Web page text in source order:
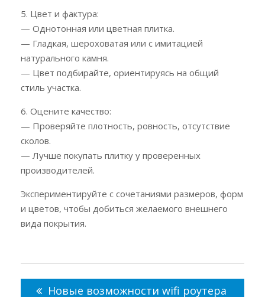
5. Цвет и фактура:
— Однотонная или цветная плитка.
— Гладкая, шероховатая или с имитацией
натурального камня.
— Цвет подбирайте, ориентируясь на общий
стиль участка.
6. Оцените качество:
— Проверяйте плотность, ровность, отсутствие
сколов.
— Лучше покупать плитку у проверенных
производителей.
Экспериментируйте с сочетаниями размеров, форм
и цветов, чтобы добиться желаемого внешнего
вида покрытия.
Новые возможности wifi роутера